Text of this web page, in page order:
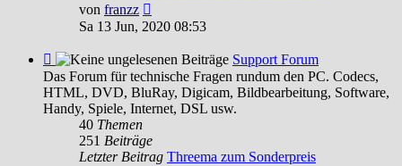
von franzz
Beitrag
Sa 13 Jun, 2020 08:53
Feed
-
Support
Forum
Support Forum
Das Forum für technische Fragen rundum den PC. Codecs,
HTML, DVD, BluRay, Digicam, Bildbearbeitung, Software,
Handy, Spiele, Internet, DSL usw.
40 Themen
251 Beiträge
Letzter Beitrag Threema zum Sonderpreis